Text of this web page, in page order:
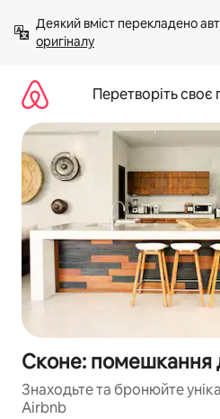
вмісту
Деякий вміст перекладено
оригіналу
Перетворіть
Сконе: помешкання
Знаходьте та бронюйте
Airbnb